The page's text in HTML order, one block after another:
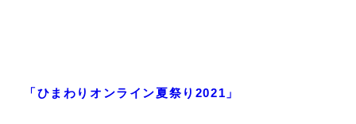
「ひまわりオンライン夏祭り2021」